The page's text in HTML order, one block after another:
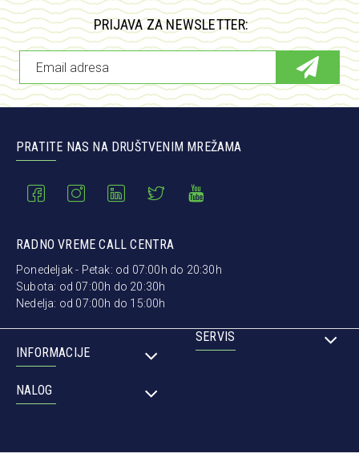
PRIJAVA ZA NEWSLETTER:
PRATITE NAS NA DRUŠTVENIM MREŽAMA
RADNO VREME CALL CENTRA
Ponedeljak - Petak: od 07:00h do 20:30h
Subota: od 07:00h do 20:30h
Nedelja: od 07:00h do 15:00h
INFORMACIJE
SERVIS
NALOG